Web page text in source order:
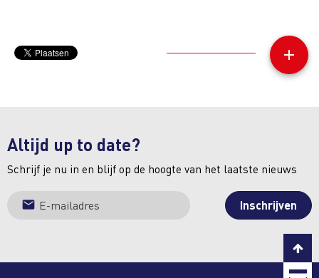
add
Altijd up to date?
Schrijf je nu in en blijf op de hoogte van het laatste nieuws